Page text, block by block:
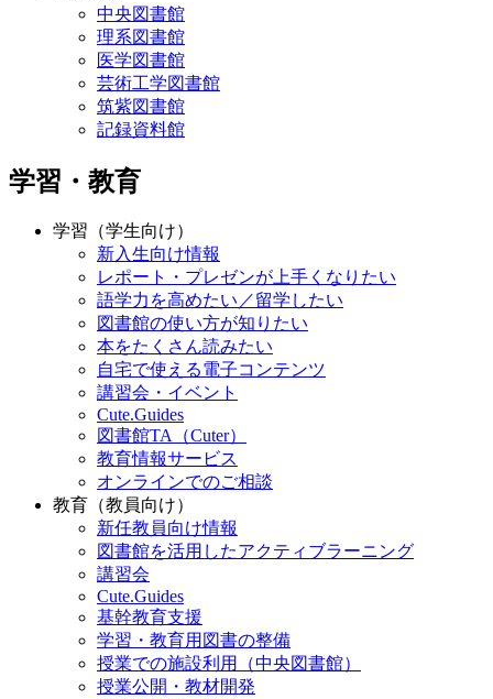
中央図書館
理系図書館
医学図書館
芸術工学図書館
筑紫図書館
記録資料館
学習・教育
学習（学生向け）
新入生向け情報
レポート・プレゼンが上手くなりたい
語学力を高めたい／留学したい
図書館の使い方が知りたい
本をたくさん読みたい
自宅で使える電子コンテンツ
講習会・イベント
Cute.Guides
図書館TA（Cuter）
教育情報サービス
オンラインでのご相談
教育（教員向け）
新任教員向け情報
図書館を活用したアクティブラーニング
講習会
Cute.Guides
基幹教育支援
学習・教育用図書の整備
授業での施設利用（中央図書館）
授業公開・教材開発